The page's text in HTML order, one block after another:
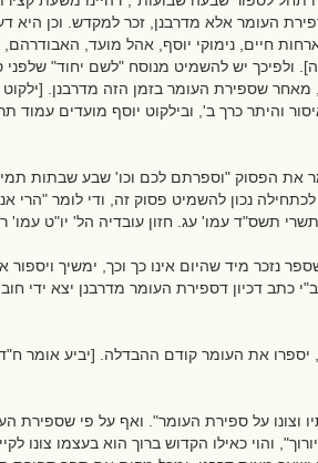
העומר אלא מדרבנן, זכר למקדש. וכן היא
חיים, נימוקי יוסף, אהל מועד, האבודרהם,
ולפיכך יש להשמיט מנוסח "לשם יחוד"
שספירת העומר בזמן הזה מדרבנן.
כרך ב', ובילקוט יוסף מועדים עמוד
את הפסוק "וספרתם לכם וכו' שבע שבתות
נכון להשמיט פסוק זה, ודי לומר "הרי
תשס"ד עמו' עג. חזון עובדיה הל' יו"ט עמו'
נזכר מיד שהיום אינו כך וכך, ימשיך ויספור
דכיון דספירת העומר מדרבנן יצא ידי
את העומר קודם ההבדלה. [יביע אומר
וצונו על ספירת העומר". ואף על פי שספירת
והוי כאילו הקדוש ברוך הוא בעצמו צונו